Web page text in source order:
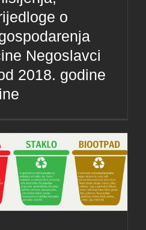
o
Negoslavci
2018. godine